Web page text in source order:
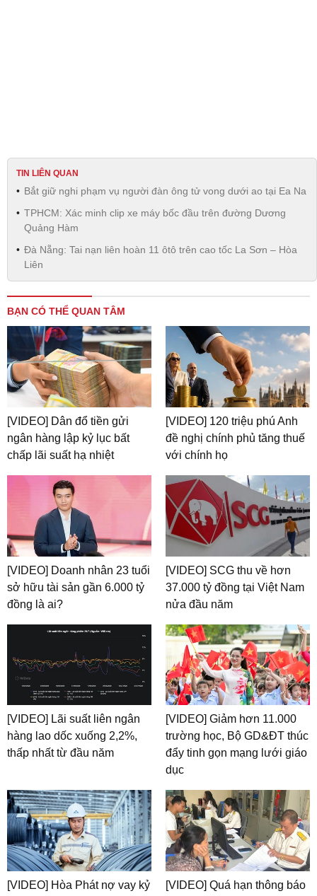
TIN LIÊN QUAN
Bắt giữ nghi phạm vụ người đàn ông tử vong dưới ao tại Ea Na
TPHCM: Xác minh clip xe máy bốc đầu trên đường Dương
Quảng Hàm
Đà Nẵng: Tai nạn liên hoàn 11 ôtô trên cao tốc La Sơn – Hòa
Liên
BẠN CÓ THỂ QUAN TÂM
[VIDEO] Dân đổ tiền gửi
ngân hàng lập kỷ lục bất
chấp lãi suất hạ nhiệt
[VIDEO] 120 triệu phú Anh
đề nghị chính phủ tăng thuế
với chính họ
[VIDEO] Doanh nhân 23 tuổi
sở hữu tài sản gần 6.000 tỷ
đồng là ai?
[VIDEO] SCG thu về hơn
37.000 tỷ đồng tại Việt Nam
nửa đầu năm
[VIDEO] Lãi suất liên ngân
hàng lao dốc xuống 2,2%,
thấp nhất từ đầu năm
[VIDEO] Giảm hơn 11.000
trường học, Bộ GD&ĐT thúc
đẩy tinh gọn mạng lưới giáo
dục
[VIDEO] Hòa Phát nợ vay kỷ [VIDEO] Quá hạn thông báo